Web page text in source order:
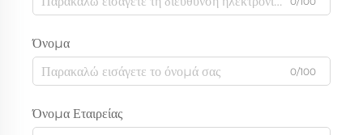
Όνομα
0/100
Όνομα Εταιρείας